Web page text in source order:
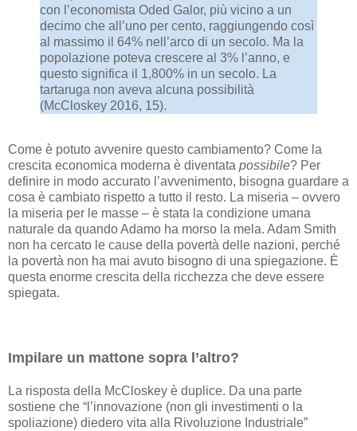
con l’economista Oded Galor, più vicino a un
decimo che all’uno per cento, raggiungendo così
al massimo il 64% nell’arco di un secolo. Ma la
popolazione poteva crescere al 3% l’anno, e
questo significa il 1,800% in un secolo. La
tartaruga non aveva alcuna possibilità
(McCloskey 2016, 15).
Come è potuto avvenire questo cambiamento? Come la
crescita economica moderna è diventata possibile? Per
definire in modo accurato l’avvenimento, bisogna guardare a
cosa è cambiato rispetto a tutto il resto. La miseria – ovvero
la miseria per le masse – è stata la condizione umana
naturale da quando Adamo ha morso la mela. Adam Smith
non ha cercato le cause della povertà delle nazioni, perché
la povertà non ha mai avuto bisogno di una spiegazione. È
questa enorme crescita della ricchezza che deve essere
spiegata.
Impilare un mattone sopra l’altro?
La risposta della McCloskey è duplice. Da una parte
sostiene che “l’innovazione (non gli investimenti o la
spoliazione) diedero vita alla Rivoluzione Industriale”